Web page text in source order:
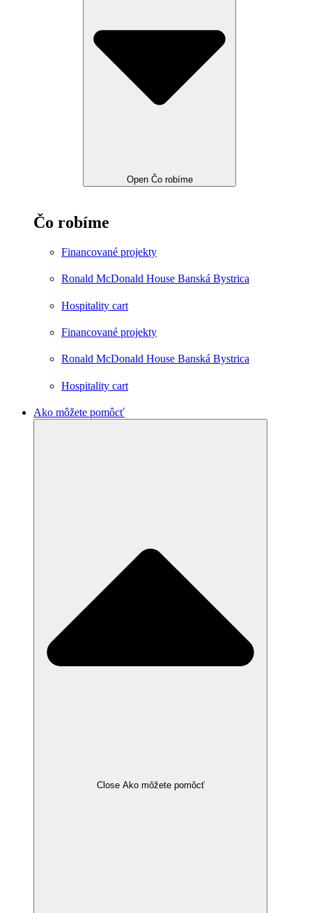
Open Čo robíme
Čo robíme
Financované projekty
Ronald McDonald House Banská Bystrica
Hospitality cart
Financované projekty
Ronald McDonald House Banská Bystrica
Hospitality cart
Ako môžete pomôcť
Close Ako môžete pomôcť